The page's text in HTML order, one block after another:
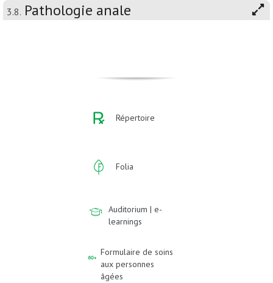
3.8. Pathologie anale
Répertoire
Folia
Auditorium | e-
learnings
Formulaire de soins
aux personnes
âgées